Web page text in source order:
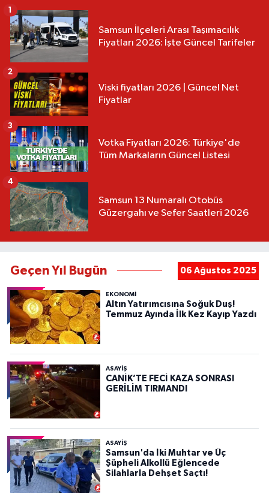
Samsun İlçeleri Arası Taşımacılık
Fiyatları 2026: İşte Güncel Tarifeler
1
Viski fiyatları 2026 | Güncel Net
Fiyatlar
2
Votka Fiyatları 2026: Türkiye'de
Tüm Markaların Güncel Listesi
3
Samsun 13 Numaralı Otobüs
Güzergahı ve Sefer Saatleri 2026
4
Geçen Yıl Bugün 06 Ağustos 2025
EKONOMİ
Altın Yatırımcısına Soğuk Duş!
Temmuz Ayında İlk Kez Kayıp Yazdı
ASAYIŞ
CANİK’TE FECİ KAZA SONRASI
GERİLİM TIRMANDI
ASAYIŞ
Samsun'da İki Muhtar ve Üç
Şüpheli Alkollü Eğlencede
Silahlarla Dehşet Saçtı!